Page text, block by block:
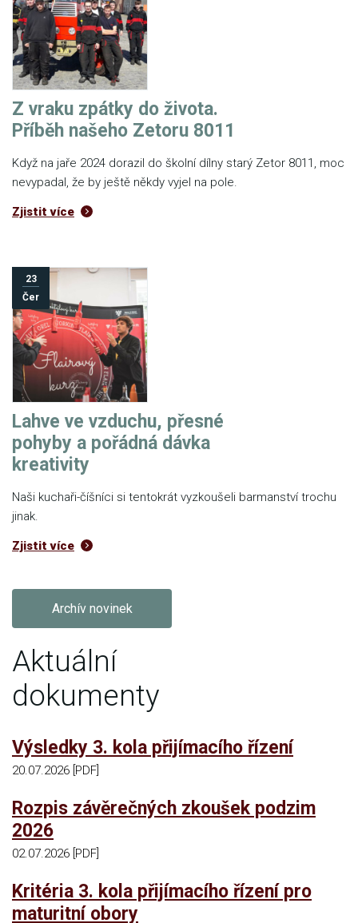
Z vraku zpátky do života.
Příběh našeho Zetoru 8011
Když na jaře 2024 dorazil do školní dílny starý Zetor 8011, moc
nevypadal, že by ještě někdy vyjel na pole.
Zjistit více
23
Čer
Lahve ve vzduchu, přesné
pohyby a pořádná dávka
kreativity
Naši kuchaři-číšníci si tentokrát vyzkoušeli barmanství trochu
jinak.
Zjistit více
Archív novinek
Aktuální
dokumenty
Výsledky 3. kola přijímacího řízení
20.07.2026 [PDF]
Rozpis závěrečných zkoušek podzim
2026
02.07.2026 [PDF]
Kritéria 3. kola přijímacího řízení pro
maturitní obory